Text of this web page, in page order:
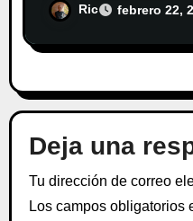
Ric febrero 22,
Deja una
Tu dirección de correo
Los campos obligatorios